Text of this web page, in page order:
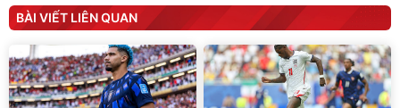
tức thì Vaseline Body
190.000đ
138.330
Discount
D2-001 - Thông Minh
3.000.000
2.200.000đ
Flash Sale
Unmute
BÀI VIẾT LIÊN QUAN